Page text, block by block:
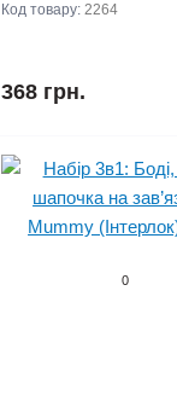
Код товару:2264
368 грн.
0